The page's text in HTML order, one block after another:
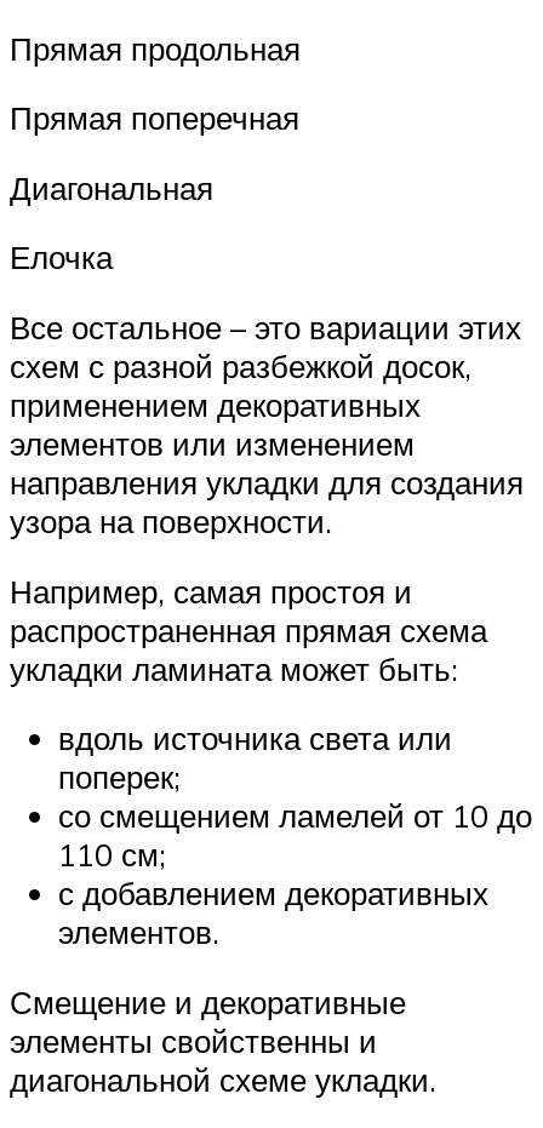
Прямая продольная
Прямая поперечная
Диагональная
Елочка
Все остальное – это вариации этих
схем с разной разбежкой досок,
применением декоративных
элементов или изменением
направления укладки для создания
узора на поверхности.
Например, самая простоя и
распространенная прямая схема
укладки ламината может быть:
вдоль источника света или
поперек;
со смещением ламелей от 10 до
110 см;
с добавлением декоративных
элементов.
Смещение и декоративные
элементы свойственны и
диагональной схеме укладки.